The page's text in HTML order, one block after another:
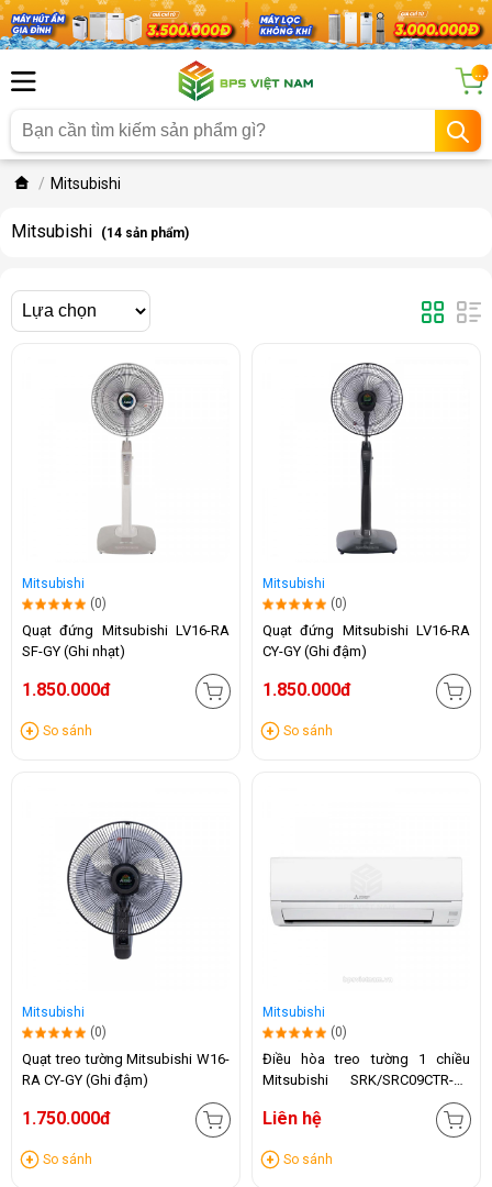
...
Mitsubishi
Mitsubishi (14 sản phẩm)
Mitsubishi
(0)
Quạt đứng Mitsubishi LV16-RA
SF-GY (Ghi nhạt)
1.850.000đ
So sánh
Mitsubishi
(0)
Quạt đứng Mitsubishi LV16-RA
CY-GY (Ghi đậm)
1.850.000đ
So sánh
Mitsubishi
(0)
Quạt treo tường Mitsubishi W16-
RA CY-GY (Ghi đậm)
1.750.000đ
So sánh
Mitsubishi
(0)
Điều hòa treo tường 1 chiều
Mitsubishi SRK/SRC09CTR-S5
Liên hệ
So sánh